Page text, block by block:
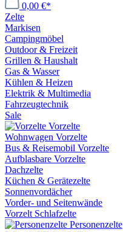
0,00 €*
Zelte
Markisen
Campingmöbel
Outdoor & Freizeit
Grillen & Haushalt
Gas & Wasser
Kühlen & Heizen
Elektrik & Multimedia
Fahrzeugtechnik
Sale
Vorzelte
Wohnwagen Vorzelte
Bus & Reisemobil Vorzelte
Aufblasbare Vorzelte
Dachzelte
Küchen & Gerätezelte
Sonnenvordächer
Vorder- und Seitenwände
Vorzelt Schlafzelte
Personenzelte